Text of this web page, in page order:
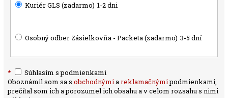
Kuriér GLS (zadarmo) 1-2 dni
Osobný odber Zásielkovňa - Packeta (zadarmo) 3-5 dní
*
Súhlasím s podmienkami
Oboznámil som sa sobchodnými areklamačnýmipodmienkami,
prečítal som ich a porozumel ich obsahu a v celom rozsahu s nimi